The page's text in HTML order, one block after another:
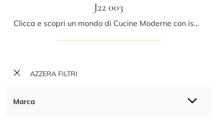
AZZERA FILTRI
Marca
J22 003
Clicca e scopri un mondo di Cucine Moderne con isola: la cucina J22 003 Ar-due in Pet ti aspetta!